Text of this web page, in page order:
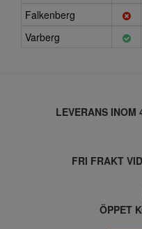
Falkenberg
Varberg
LEVERANS INOM
FRI FRAKT
ÖPPET